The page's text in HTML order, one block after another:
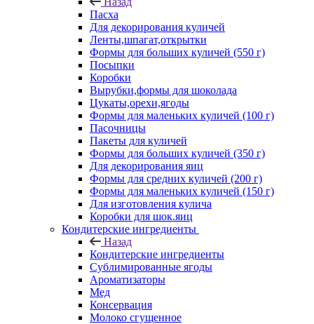
Пасха
Для декорирования куличей
Ленты,шпагат,открытки
Формы для больших куличей (550 г)
Посыпки
Коробки
Вырубки,формы для шоколада
Цукаты,орехи,ягоды
Формы для маленьких куличей (100 г)
Пасочницы
Пакеты для куличей
Формы для больших куличей (350 г)
Для декорирования яиц
Формы для средних куличей (200 г)
Формы для маленьких куличей (150 г)
Для изготовления кулича
Коробки для шок.яиц
Кондитерские ингредиенты
Назад
Кондитерские ингредиенты
Сублимированные ягоды
Ароматизаторы
Мед
Консервация
Молоко сгущенное